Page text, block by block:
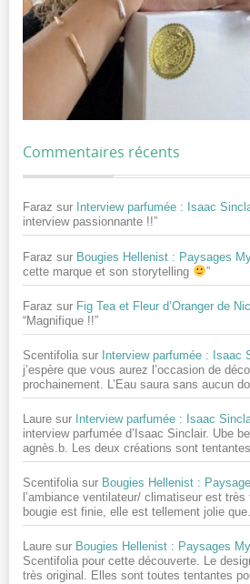
Commentaires récents
Faraz sur Interview parfumée : Isaac
interview passionnante !!”
Faraz sur Bougies Hellenist : Paysages
cette marque et son storytelling
”
Faraz sur Fig Tea et Fleur d’Oranger de
“Magnifique !!”
Scentifolia sur Interview parfumée : Isaac
j’espère que vous aurez l’occasion de
prochainement. L’Eau saura sans aucun
Laure sur Interview parfumée : Isaac
interview parfumée d’Isaac Sinclair. Ube
agnès.b. Les deux créations sont tentantes
Scentifolia sur Bougies Hellenist :
l’ambiance ventilateur/ climatiseur est
bougie est finie, elle est tellement jolie
Laure sur Bougies Hellenist : Paysages
Scentifolia pour cette découverte. Le
très original. Elles sont toutes tentantes